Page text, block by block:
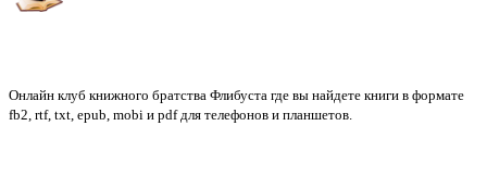
Онлайн клуб книжного братства Флибуста где вы найдете книги в формате
fb2, rtf, txt, epub, mobi и pdf для телефонов и планшетов.